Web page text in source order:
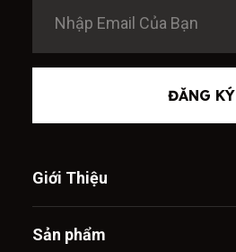
ĐĂNG KÝ
Giới Thiệu
Sản phẩm